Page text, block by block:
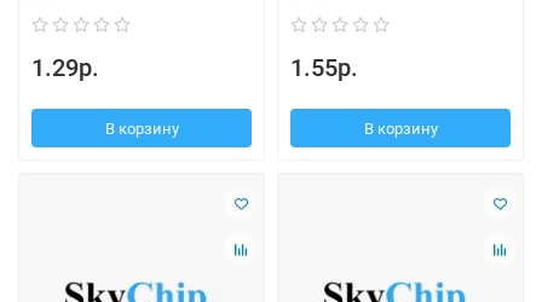
1.29р.
В корзину
1.55р.
В корзину